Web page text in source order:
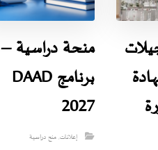
منحة دراسية –
برنامج DAAD
2027
إعلانات,منح دراسية